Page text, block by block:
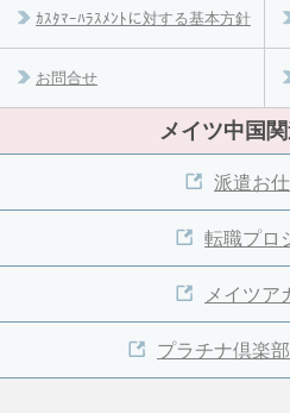
ｶｽﾀﾏｰﾊﾗｽﾒﾝﾄに対する基本方針
お問合せ
メイツ中国
派遣お
転職プロ
メイツア
プラチナ倶楽